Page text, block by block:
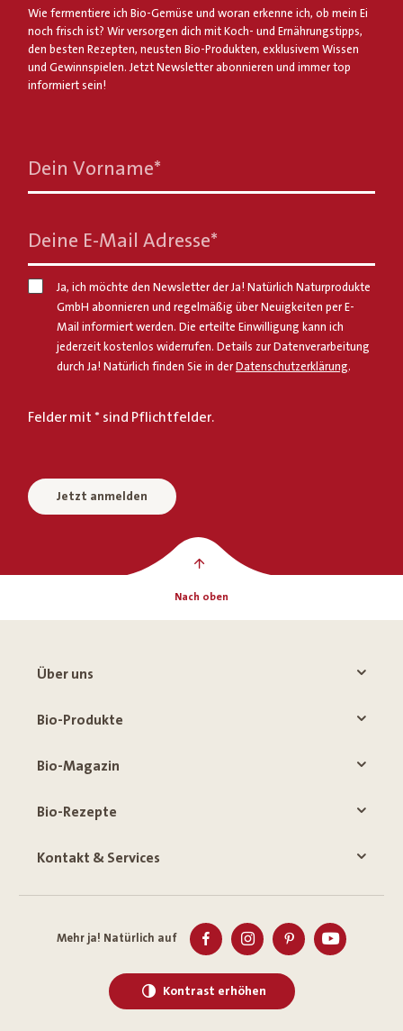
Wie fermentiere ich Bio-Gemüse und woran erkenne ich, ob mein Ei
noch frisch ist? Wir versorgen dich mit Koch- und Ernährungstipps,
den besten Rezepten, neusten Bio-Produkten, exklusivem Wissen
und Gewinnspielen. Jetzt Newsletter abonnieren und immer top
informiert sein!
Dein Vorname*
Deine E-Mail Adresse*
Ja, ich möchte den Newsletter der Ja! Natürlich Naturprodukte
GmbH abonnieren und regelmäßig über Neuigkeiten per E-
Mail informiert werden. Die erteilte Einwilligung kann ich
jederzeit kostenlos widerrufen. Details zur Datenverarbeitung
durch Ja! Natürlich finden Sie in derDatenschutzerklärung.
Felder mit * sind Pflichtfelder.
Jetzt anmelden
Nach oben
Über uns
Bio-Produkte
Bio-Magazin
Bio-Rezepte
Kontakt & Services
Mehr ja! Natürlich auf
Kontrast erhöhen